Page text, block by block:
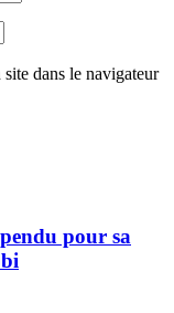
dans le navigateur
pour sa